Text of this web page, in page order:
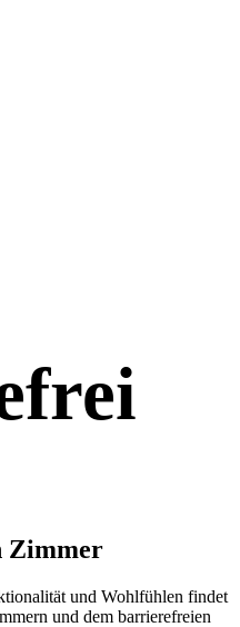
Zimmer
und Wohlfühlen findet
und dem barrierefreien